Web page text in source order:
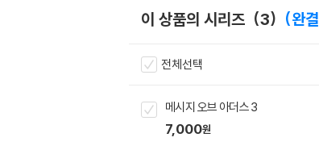
이 상품의 시리즈 3 완결
전체선택
메시지 오브 아더스 3
7,000원